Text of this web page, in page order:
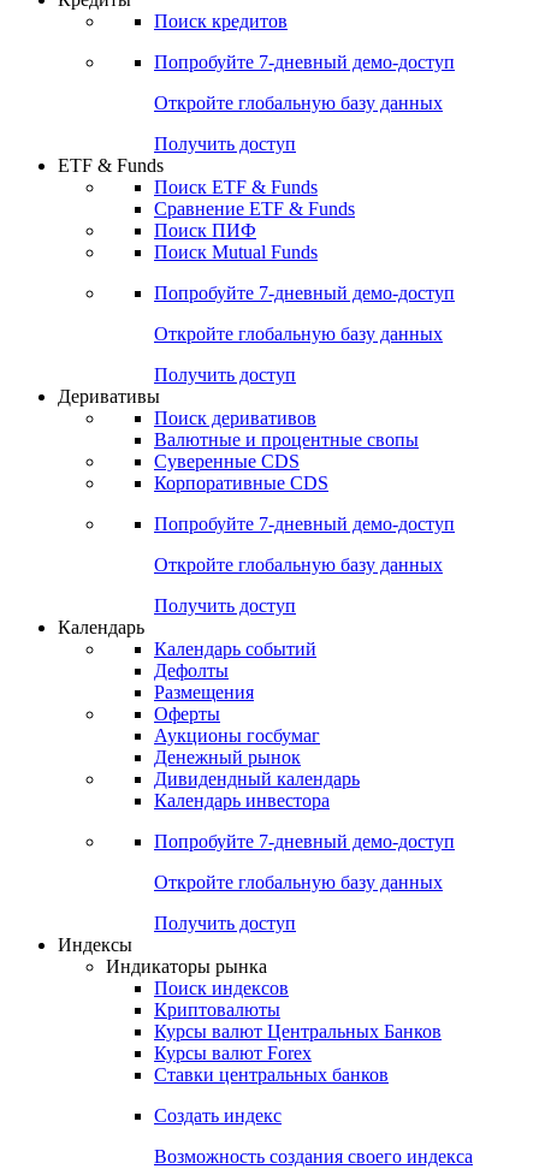
Поиск кредитов
Попробуйте 7-дневный демо-доступ
Откройте глобальную базу данных
Получить доступ
ETF & Funds
Поиск ETF & Funds
Сравнение ETF & Funds
Поиск ПИФ
Поиск Mutual Funds
Попробуйте 7-дневный демо-доступ
Откройте глобальную базу данных
Получить доступ
Деривативы
Поиск деривативов
Валютные и процентные свопы
Суверенные CDS
Корпоративные CDS
Попробуйте 7-дневный демо-доступ
Откройте глобальную базу данных
Получить доступ
Календарь
Календарь событий
Дефолты
Размещения
Оферты
Аукционы госбумаг
Денежный рынок
Дивидендный календарь
Календарь инвестора
Попробуйте 7-дневный демо-доступ
Откройте глобальную базу данных
Получить доступ
Индексы
Индикаторы рынка
Поиск индексов
Криптовалюты
Курсы валют Центральных Банков
Курсы валют Forex
Ставки центральных банков
Создать индекс
Возможность создания своего индекса